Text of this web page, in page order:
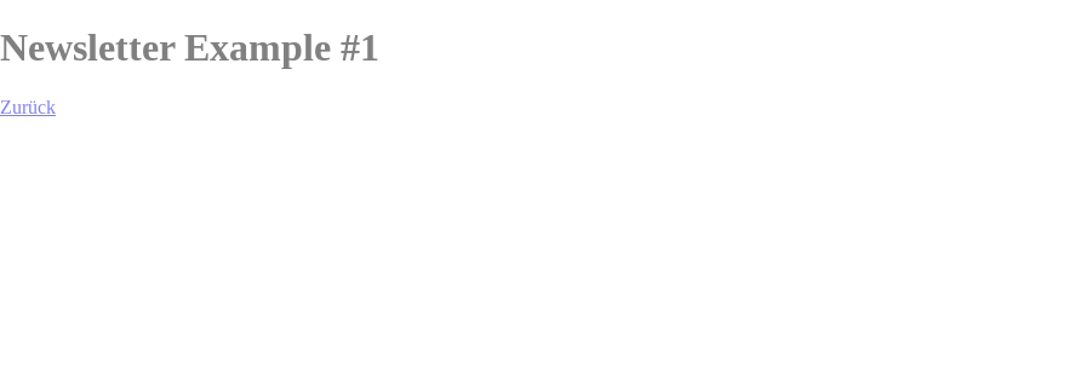
Newsletter Example #1
Zurück